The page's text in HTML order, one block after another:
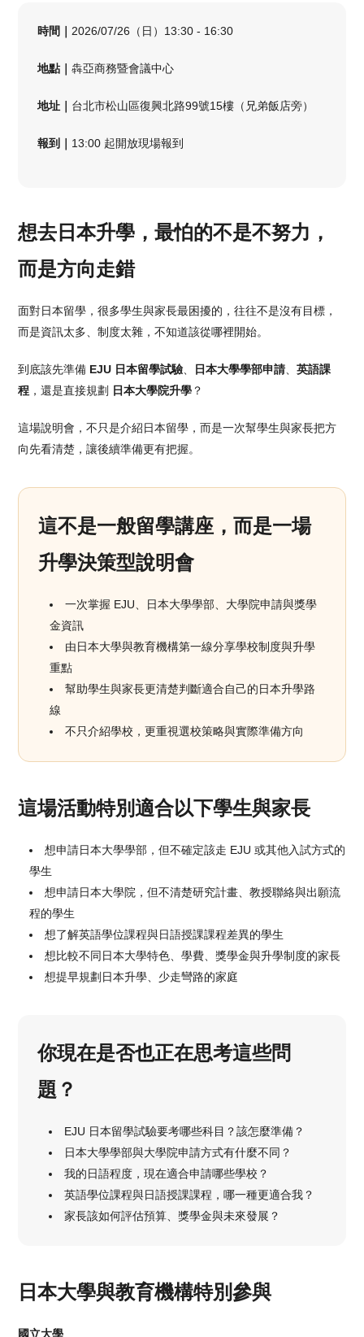
時間｜2026/07/26（日）13:30 - 16:30
地點｜犇亞商務暨會議中心
地址｜ 台北市松山區復興北路99號15樓（兄弟飯店旁）
報到｜ 13:00 起開放現場報到
想去日本升學，最怕的不是不努力，
而是方向走錯
面對日本留學，很多學生與家長最困擾的，往往不是沒有目標，
而是資訊太多、制度太雜，不知道該從哪裡開始。
到底該先準備 EJU 日本留學試驗、 日本大學學部申請、英語課
程 ，還是直接規劃 日本大學院升學 ？
這場說明會，不只是介紹日本留學，而是一次幫學生與家長把方
向先看清楚，讓後續準備更有把握。
這不是一般留學講座，而是一場
升學決策型說明會
一次掌握 EJU、日本大學學部、大學院申請與獎學
金資訊
由日本大學與教育機構第一線分享學校制度與升學
重點
幫助學生與家長更清楚判斷適合自己的日本升學路
線
不只介紹學校，更重視選校策略與實際準備方向
這場活動特別適合以下學生與家長
想申請日本大學學部，但不確定該走 EJU 或其他入試方式的
學生
想申請日本大學院，但不清楚研究計畫、教授聯絡與出願流
程的學生
想了解英語學位課程與日語授課課程差異的學生
想比較不同日本大學特色、學費、獎學金與升學制度的家長
想提早規劃日本升學、少走彎路的家庭
你現在是否也正在思考這些問
題？
EJU 日本留學試驗要考哪些科目？該怎麼準備？
日本大學學部與大學院申請方式有什麼不同？
我的日語程度，現在適合申請哪些學校？
英語學位課程與日語授課課程，哪一種更適合我？
家長該如何評估預算、獎學金與未來發展？
日本大學與教育機構特別參與
國立大學